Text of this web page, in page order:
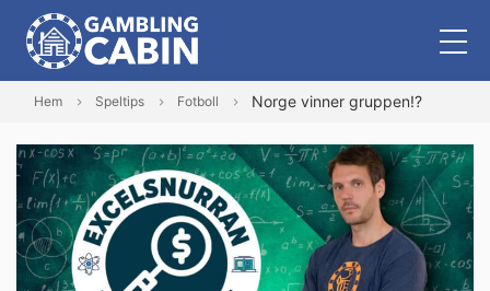
Hem Speltips Fotboll Norge vinner gruppen!?